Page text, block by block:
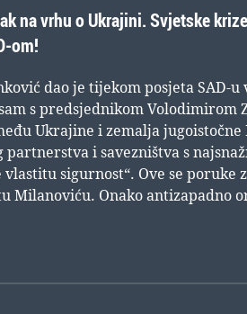
na vrhu o Ukrajini. Svjetske
om!
dao je tijekom posjeta SAD-
s predsjednikom Volodimirom
Ukrajine i zemalja jugoistočne
i savezništva s
sigurnost“. Ove se poruke
Milanoviću. Onako antizapadno